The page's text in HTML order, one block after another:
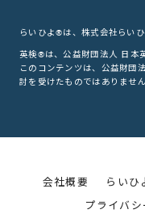
らいひよ®は、株式会社らいひ
英検®は、公益財団法人 日本
このコンテンツは、公益財団
討を受けたものではありません
会社概要 らいひ
プライバ